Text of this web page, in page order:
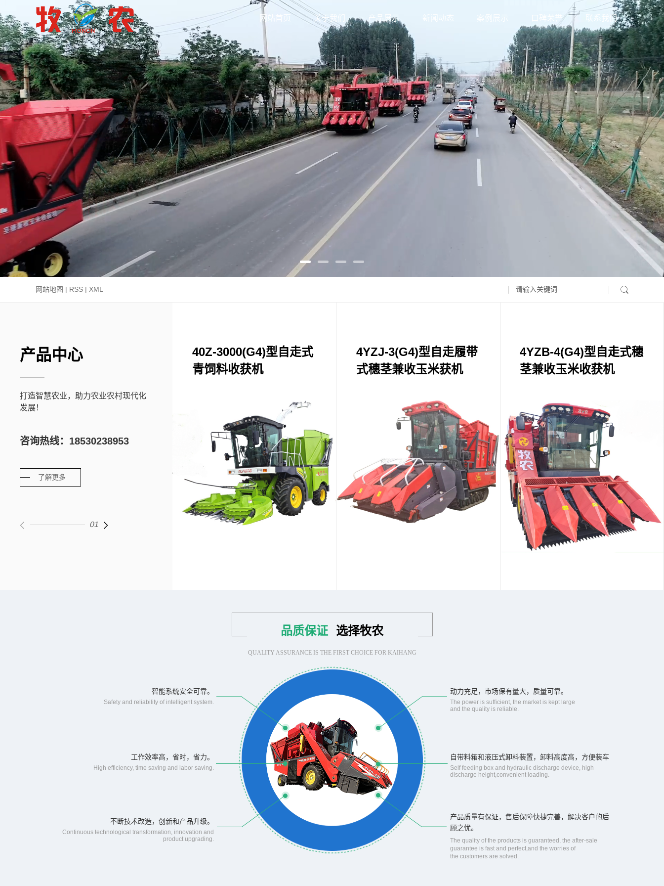
网站首页 关于我们
公司简介
联系我们
产品展示
广西青贮机
广西玉米青储收获两
用机
广西自走式青贮机
广西玉米青贮机
广西青饲料机
广西玉米秸秆青储机
广西青贮机配件
广西穗茎兼收玉米获
新闻动态
行业新闻
技术知识
案例展示
视频中心
口碑荣誉 联系我们
网站地图 | RSS | XML
产品中心
打造智慧农业，助力农业农村现代化
发展！
咨询热线：18530238953
了解更多
40Z-3000(G4)型自走式
青饲料收获机
4YZJ-3(G4)型自走履带
式穗茎兼收玉米获机
4YZB-4(G4)型自走式穗
茎兼收玉米收获机
1
品质保证 选择牧农
QUALITY ASSURANCE IS THE FIRST CHOICE FOR KAIHANG
智能系统安全可靠。
Safety and reliability of intelligent system.
工作效率高，省时，省力。
High efficiency, time saving and labor saving.
不断技术改造，创新和产品升级。
Continuous technological transformation, innovation and
product upgrading.
动力充足，市场保有量大，质量可靠。
The power is sufficient, the market is kept large
and the quality is reliable.
自带料箱和液压式卸料装置，卸料高度高，方便装车
Self feeding box and hydraulic discharge device, high
discharge height,convenient loading.
产品质量有保证，售后保障快捷完善，解决客户的后
顾之忧。
The quality of the products is guaranteed, the after-sale
guarantee is fast and perfect,and the worries of
the customers are solved.